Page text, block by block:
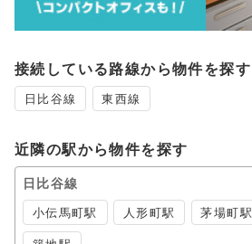
接続している路線から物件を探す
日比谷線 東西線
近隣の駅から物件を探す
日比谷線
小伝馬町駅 人形町駅 茅場町駅